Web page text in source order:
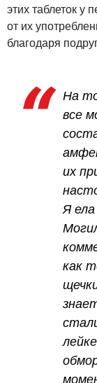
этих таблеток у
от их
благодаря
На
все
их
Я ела
как